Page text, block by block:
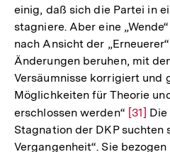
einig, daß sich die Partei in
stagniere. Aber eine
nach Ansicht der
Änderungen beruhen, mit
Versäumnisse korrigiert und
Möglichkeiten für Theorie
erschlossen werden“ Zur
der
[31]
Stagnation der DKP suchten
Vergangenheit“. Sie